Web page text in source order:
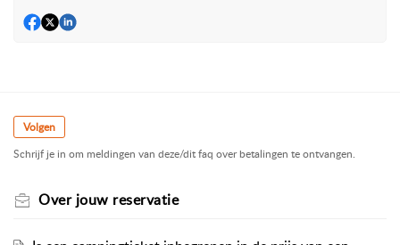
Volgen
Schrijf je in om meldingen van deze/dit faq over betalingen te ontvangen.
Over jouw reservatie